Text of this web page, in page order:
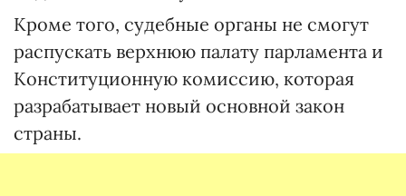
Кроме того, судебные органы не смогут
распускать верхнюю палату парламента и
Конституционную комиссию, которая
разрабатывает новый основной закон
страны.